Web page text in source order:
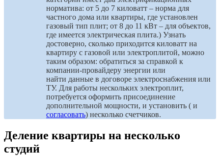
норматива: от 5 до 7 киловатт – норма для
частного дома или квартиры, где установлен
газовый тип плит; от 8 до 11 кВт – для объектов,
где имеется электрическая плита.) Узнать
достоверно, сколько приходится киловатт на
квартиру с газовой или электроплитой, можно
таким образом: обратиться за справкой к
компании-провайдеру энергии или
найти данные в договоре электроснабжения или
ТУ. Для работы нескольких электроплит,
потребуется оформить присоединение
дополнительной мощности, и установить ( и
согласовать) несколько счетчиков.
Деление квартиры на несколько
студий